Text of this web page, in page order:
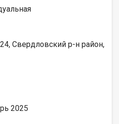
Свердловский р-н район,
2025